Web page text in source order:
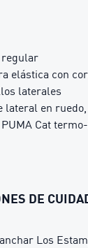
regular
elástica con
laterales
lateral en
Cat
DE
Los